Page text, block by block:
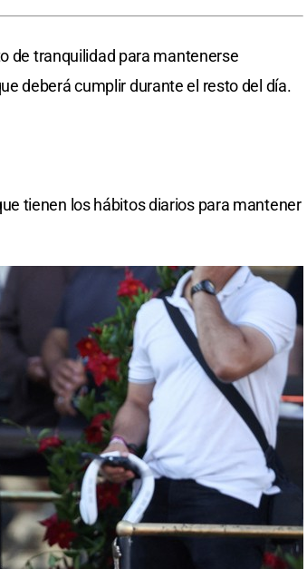
de tranquilidad para mantenerse
deberá cumplir durante el resto del día.
tienen los hábitos diarios para mantener